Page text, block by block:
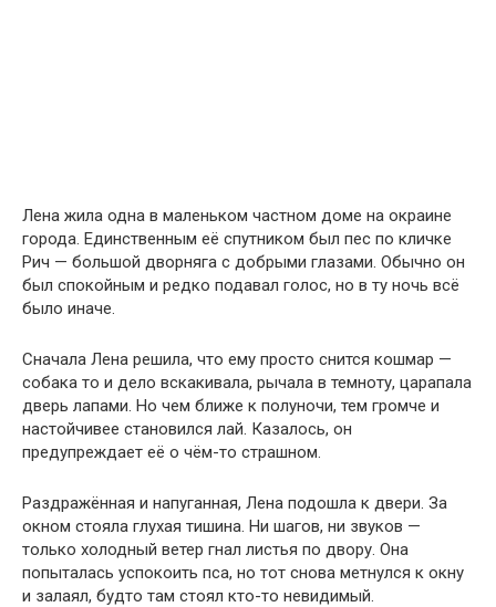
Лена жила одна в маленьком частном доме на окраине
города. Единственным её спутником был пес по кличке
Рич — большой дворняга с добрыми глазами. Обычно он
был спокойным и редко подавал голос, но в ту ночь всё
было иначе.
Сначала Лена решила, что ему просто снится кошмар —
собака то и дело вскакивала, рычала в темноту, царапала
дверь лапами. Но чем ближе к полуночи, тем громче и
настойчивее становился лай. Казалось, он
предупреждает её о чём-то страшном.
Раздражённая и напуганная, Лена подошла к двери. За
окном стояла глухая тишина. Ни шагов, ни звуков —
только холодный ветер гнал листья по двору. Она
попыталась успокоить пса, но тот снова метнулся к окну
и залаял, будто там стоял кто-то невидимый.